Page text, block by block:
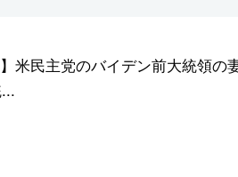
米民主党のバイデン前大統領